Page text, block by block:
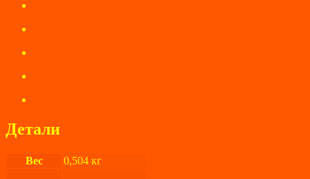
Детали
Вес 0,504 кг